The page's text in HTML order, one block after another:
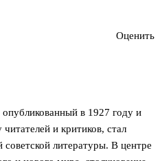
в 1927 году и
и критиков, стал
литературы. В центре
Оценить